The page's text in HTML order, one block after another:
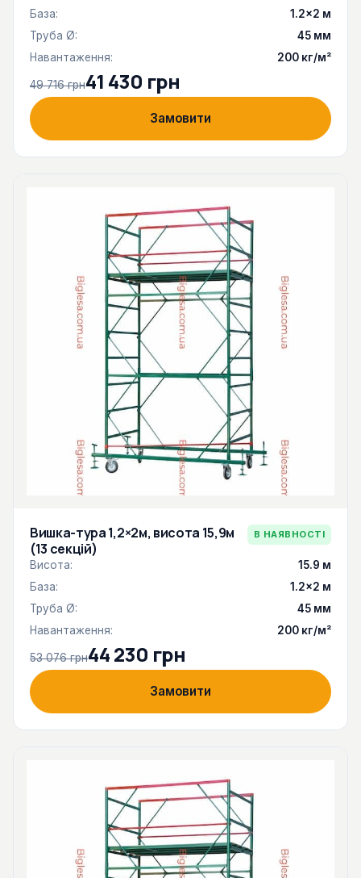
База:
1.2×2 м
Труба Ø:
45 мм
Навантаження:
200 кг/м²
49 716 грн41 430 грн
Замовити
Вишка-тура 1,2×2м, висота 15,9м
(13 секцій)
В НАЯВНОСТІ
Висота:
15.9 м
База:
1.2×2 м
Труба Ø:
45 мм
Навантаження:
200 кг/м²
53 076 грн44 230 грн
Замовити